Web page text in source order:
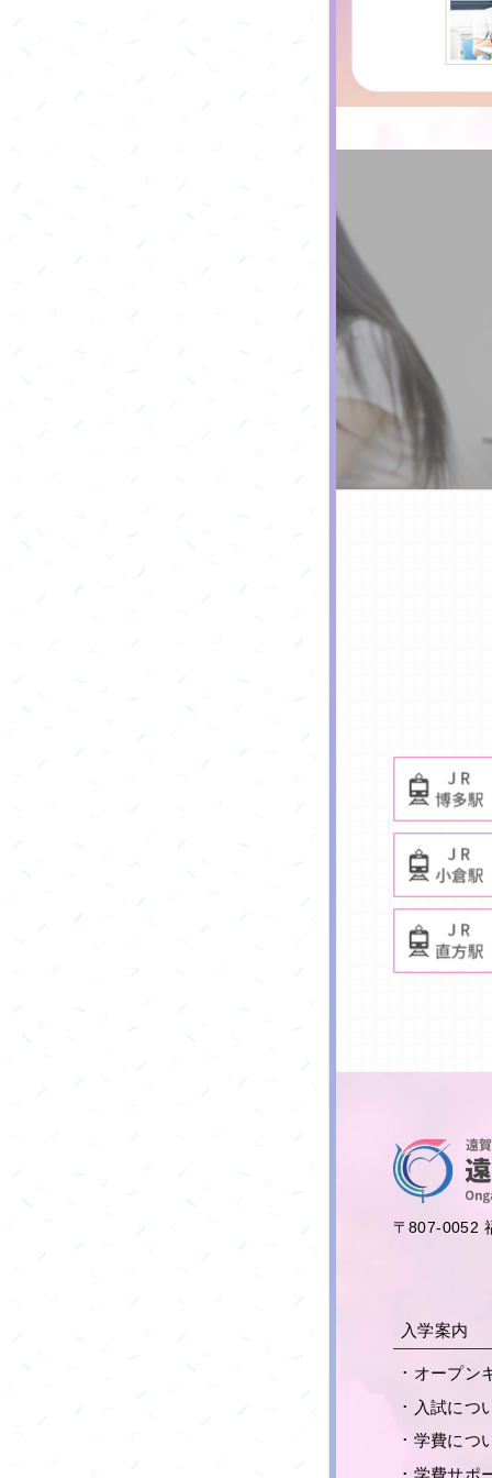
〒807-0052
入学案内
オープン
入試につ
学費につ
学費サポ